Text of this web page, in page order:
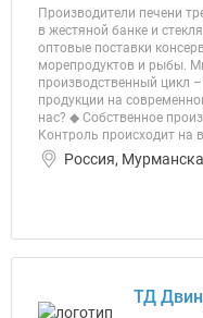
Производители печени
в жестяной банке и
оптовые поставки
морепродуктов и рыбы.
производственный цикл
продукции на
нас? ◆ Собственное
Контроль происходит на
Россия,
ТД